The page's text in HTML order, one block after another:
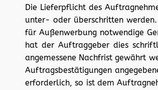
Die Lieferpflicht des
unter- oder überschritten
für Außenwerbung notwendige
hat der Auftraggeber dies
angemessene Nachfrist gewährt
Auftragsbestätigungen
erforderlich, so ist dem